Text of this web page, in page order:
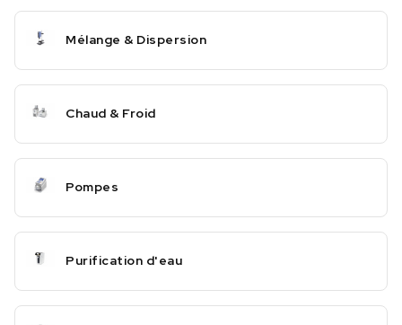
Mélange & Dispersion
Chaud & Froid
Pompes
Purification d'eau